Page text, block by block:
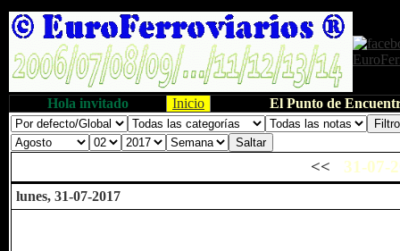
Hola invitado Inicio El Punto de
<< 31-07-
lunes, 31-07-2017